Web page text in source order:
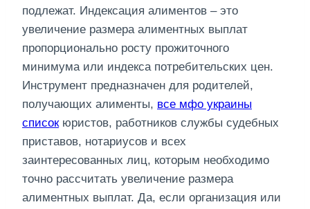
подлежат. Индексация алиментов – это
увеличение размера алиментных выплат
пропорционально росту прожиточного
минимума или индекса потребительских цен.
Инструмент предназначен для родителей,
получающих алименты, все мфо украины
списокюристов, работников службы судебных
приставов, нотариусов и всех
заинтересованных лиц, которым необходимо
точно рассчитать увеличение размера
алиментных выплат. Да, если организация или